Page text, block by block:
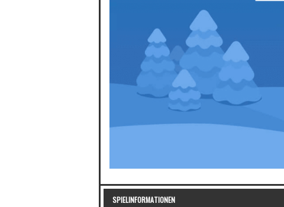
SPIELINFORMATIONEN